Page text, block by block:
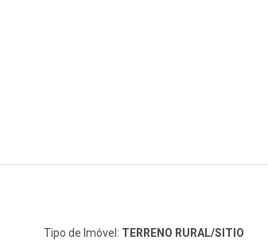
Tipo de Imóvel: TERRENO RURAL/SITIO